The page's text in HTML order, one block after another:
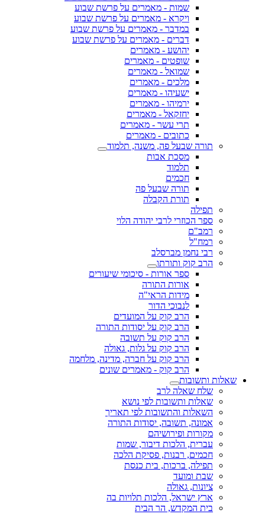
שמות - מאמרים על פרשת שבוע
ויקרא - מאמרים על פרשת שבוע
במדבר - מאמרים על פרשת שבוע
דברים - מאמרים על פרשת שבוע
יהושע - מאמרים
שופטים - מאמרים
שמואל - מאמרים
מלכים - מאמרים
ישעיהו - מאמרים
ירמיהו - מאמרים
יחזקאל - מאמרים
תרי עשר - מאמרים
כתובים - מאמרים
תורה שבעל פה, משנה, תלמוד
מסכת אבות
תלמוד
חכמים
תורה שבעל פה
תורת הקבלה
תפילה
ספר הכוזרי לרבי יהודה הלוי
רמב"ם
רמח"ל
רבי נחמן מברסלב
הרב קוק ותורתו
ספר אורות - סיכומי שיעורים
אורות התורה
מידות הראי"ה
לנבוכי הדור
הרב קוק על המועדים
הרב קוק על יסודות התורה
הרב קוק על תשובה
הרב קוק על גלות, גאולה
הרב קוק על חברה, מדינה, מלחמה
הרב קוק - מאמרים שונים
שאלות ותשובות
שלח שאלה לרב
שאלות ותשובות לפי נושא
השאלות והתשובות לפי תאריך
אמונה, תשובה, יסודות התורה
מקורות ופירושיהם
עברית, הלכות דיבור, שמות
חכמים, רבנות, פסיקת הלכה
תפילה, ברכות, בית כנסת
שבת ומועד
ציונות, גאולה
ארץ ישראל, הלכות תלויות בה
בית המקדש, הר הבית